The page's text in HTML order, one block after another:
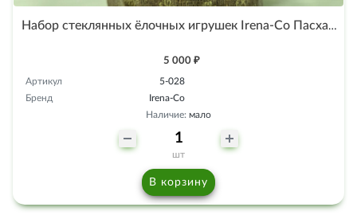
Набор стеклянных ёлочных игрушек Irena-Co Пасхальные яйца прозрачные
5 000 ₽
Артикул
5-028
Бренд
Irena-Co
Наличие: мало
шт
В корзину